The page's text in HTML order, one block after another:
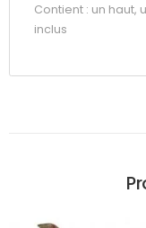
Contient : un haut,
inclus